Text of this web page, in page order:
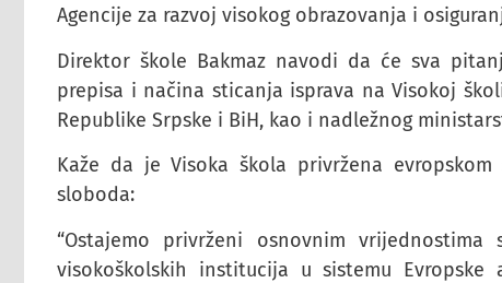
Agencije za razvoj visokog obrazovanja i
Direktor škole Bakmaz navodi da će sva
prepisa i načina sticanja isprava na Visokoj
Republike Srpske i BiH, kao i nadležnog
Kaže da je Visoka škola privržena
sloboda:
“Ostajemo privrženi osnovnim
visokoškolskih institucija u sistemu